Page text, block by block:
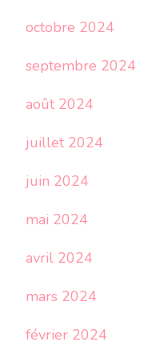
octobre 2024
septembre 2024
août 2024
juillet 2024
juin 2024
mai 2024
avril 2024
mars 2024
février 2024